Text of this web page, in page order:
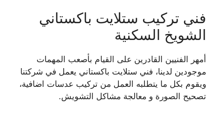
فني تركيب ستلايت باكستاني
الشويخ السكنية
أمهر الفنيين القادرين على القيام بأصعب المهمات
موجودين لدينا، فني ستلايت باكستاني يعمل في شركتنا
ويقوم بكل ما يتطلبه العمل من تركيب عدسات اضافية،
تصحيح الصورة و معالجة مشاكل التشويش.